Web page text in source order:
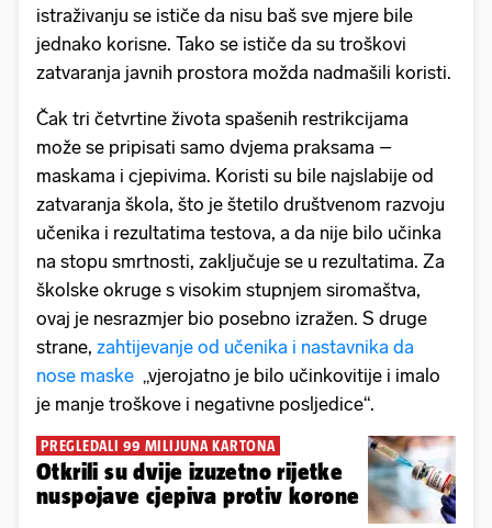
istraživanju se ističe da nisu baš sve mjere bile
jednako korisne. Tako se ističe da su troškovi
zatvaranja javnih prostora možda nadmašili koristi.
Čak tri četvrtine života spašenih restrikcijama
može se pripisati samo dvjema praksama –
maskama i cjepivima. Koristi su bile najslabije od
zatvaranja škola, što je štetilo društvenom razvoju
učenika i rezultatima testova, a da nije bilo učinka
na stopu smrtnosti, zaključuje se u rezultatima. Za
školske okruge s visokim stupnjem siromaštva,
ovaj je nesrazmjer bio posebno izražen. S druge
strane, zahtijevanje od učenika i nastavnika da
nose maske „vjerojatno je bilo učinkovitije i imalo
je manje troškove i negativne posljedice“.
PREGLEDALI 99 MILIJUNA KARTONA
Otkrili su dvije izuzetno rijetke
nuspojave cjepiva protiv korone